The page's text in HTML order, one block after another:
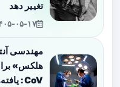
تغییر دهد
۱۴۰۵-۰۵-
مهندسی
CoV: یافته‌های یک مطالعه پیش‌بالینی